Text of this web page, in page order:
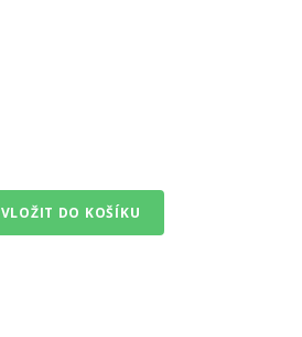
VLOŽIT DO KOŠÍKU